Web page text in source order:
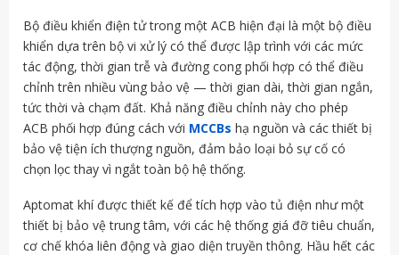
Bộ điều khiển điện tử trong một ACB hiện đại là một bộ điều
khiển dựa trên bộ vi xử lý có thể được lập trình với các mức
tác động, thời gian trễ và đường cong phối hợp có thể điều
chỉnh trên nhiều vùng bảo vệ — thời gian dài, thời gian ngắn,
tức thời và chạm đất. Khả năng điều chỉnh này cho phép
ACB phối hợp đúng cách với MCCBs hạ nguồn và các thiết bị
bảo vệ tiện ích thượng nguồn, đảm bảo loại bỏ sự cố có
chọn lọc thay vì ngắt toàn bộ hệ thống.
Aptomat khí được thiết kế để tích hợp vào tủ điện như một
thiết bị bảo vệ trung tâm, với các hệ thống giá đỡ tiêu chuẩn,
cơ chế khóa liên động và giao diện truyền thông. Hầu hết các